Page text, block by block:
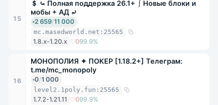
15
＄ ⤿ Полная поддержка 26.1+ ⎰ Новые блоки и
мобы + АД ⤾
2 659/11 000
mc.masedworld.net:25565
1.8.x-1.20.x 099.9%
16
МОНОПОЛИЯ ✦ ПОКЕР [1.18.2+] Телеграм:
t.me/mc_monopoly
0/1 000
level2.1poly.fun:25565
1.7.2-1.21.11 099.9%